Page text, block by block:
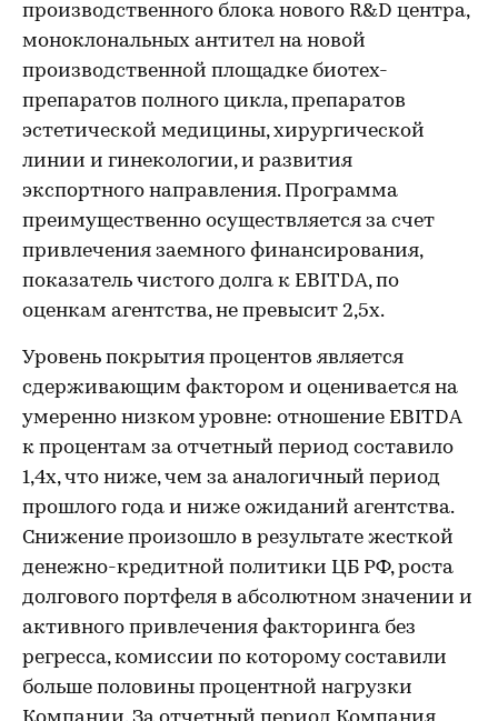
производственного блока нового R&D центра,
моноклональных антител на новой
производственной площадке биотех-
препаратов полного цикла, препаратов
эстетической медицины, хирургической
линии и гинекологии, и развития
экспортного направления. Программа
преимущественно осуществляется за счет
привлечения заемного финансирования,
показатель чистого долга к EBITDA, по
оценкам агентства, не превысит 2,5х.
Уровень покрытия процентов является
сдерживающим фактором и оценивается на
умеренно низком уровне: отношение EBITDA
к процентам за отчетный период составило
1,4х, что ниже, чем за аналогичный период
прошлого года и ниже ожиданий агентства.
Снижение произошло в результате жесткой
денежно-кредитной политики ЦБ РФ, роста
долгового портфеля в абсолютном значении и
активного привлечения факторинга без
регресса, комиссии по которому составили
больше половины процентной нагрузки